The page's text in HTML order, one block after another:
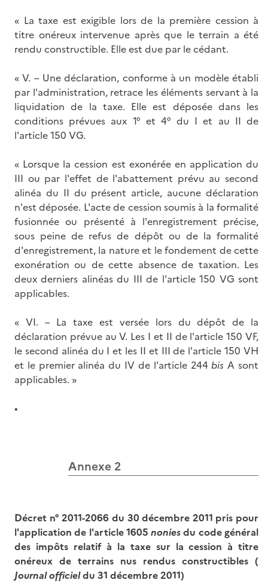
« La taxe est exigible lors de la première cession à
titre onéreux intervenue après que le terrain a été
rendu constructible. Elle est due par le cédant.
« V. – Une déclaration, conforme à un modèle établi
par l'administration, retrace les éléments servant à la
liquidation de la taxe. Elle est déposée dans les
conditions prévues aux 1° et 4° du I et au II de
l'article 150 VG.
« Lorsque la cession est exonérée en application du
III ou par l'effet de l'abattement prévu au second
alinéa du II du présent article, aucune déclaration
n'est déposée. L'acte de cession soumis à la formalité
fusionnée ou présenté à l'enregistrement précise,
sous peine de refus de dépôt ou de la formalité
d'enregistrement, la nature et le fondement de cette
exonération ou de cette absence de taxation. Les
deux derniers alinéas du III de l'article 150 VG sont
applicables.
« VI. – La taxe est versée lors du dépôt de la
déclaration prévue au V. Les I et II de l'article 150 VF,
le second alinéa du I et les II et III de l'article 150 VH
et le premier alinéa du IV de l'article 244bis A sont
applicables. »
•
Annexe 2
Décret n° 2011-2066 du 30 décembre 2011 pris pour
l'application de l'article1605 noniesdu code général
des impôts relatif à la taxe sur la cession à titre
onéreux de terrains nus rendus constructibles (
Journal officieldu 31 décembre 2011)